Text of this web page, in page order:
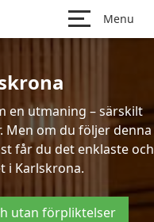
Menu
en utmaning – särskilt
Men om du följer denna
får du det enklaste och
i Karlskrona.
utan förpliktelser